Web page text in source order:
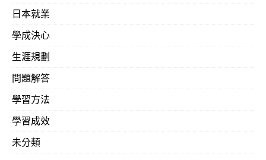
日本就業
學成決心
生涯規劃
問題解答
學習方法
學習成效
未分類